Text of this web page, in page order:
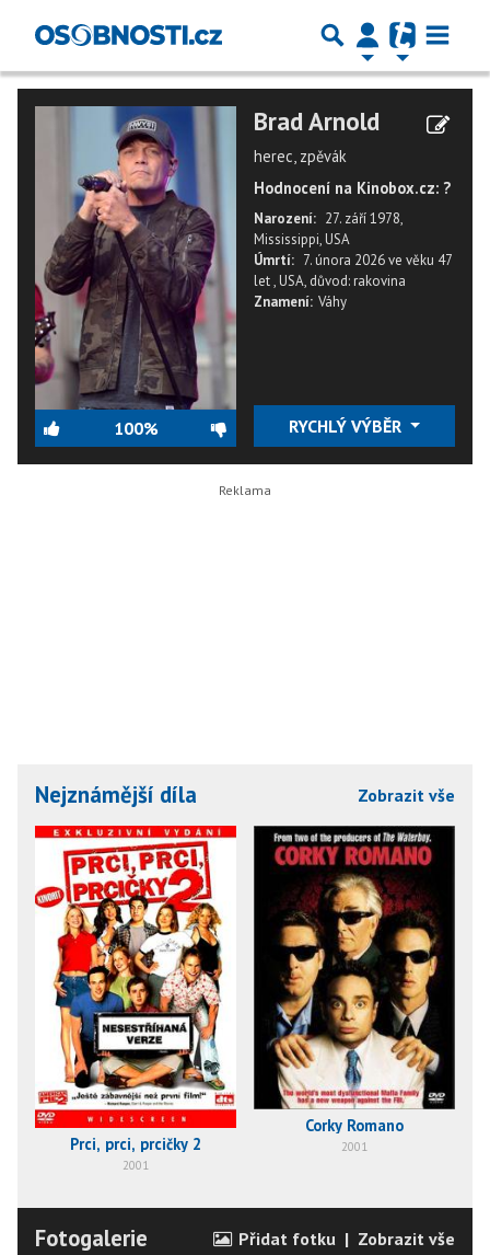
100%
Brad Arnold
herec, zpěvák
Hodnocení na Kinobox.cz: ?
Narození: 27. září 1978,
Mississippi, USA
Úmrtí: 7. února 2026ve věku 47
let,USA, důvod: rakovina
Znamení: Váhy
RYCHLÝ VÝBĚR
Nejznámější díla Zobrazit vše
Prci, prci, prcičky 2
2001
Corky Romano
2001
Fotogalerie Přidat fotku | Zobrazit vše